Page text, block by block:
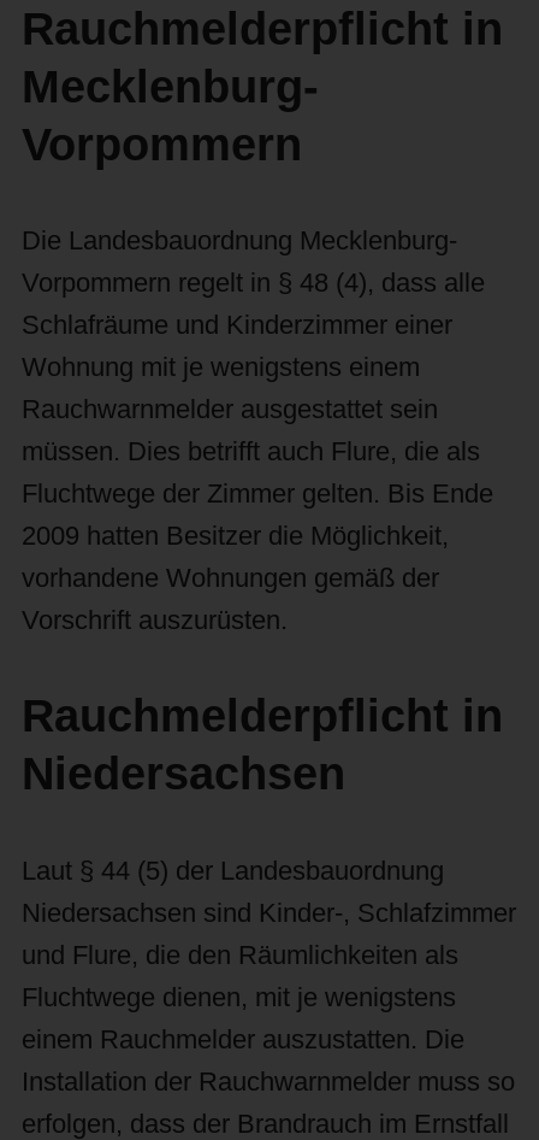
Rauchmelderpflicht in
Mecklenburg-
Vorpommern
Die Landesbauordnung Mecklenburg-
Vorpommern regelt in § 48 (4), dass alle
Schlafräume und Kinderzimmer einer
Wohnung mit je wenigstens einem
Rauchwarnmelder ausgestattet sein
müssen. Dies betrifft auch Flure, die als
Fluchtwege der Zimmer gelten. Bis Ende
2009 hatten Besitzer die Möglichkeit,
vorhandene Wohnungen gemäß der
Vorschrift auszurüsten.
Rauchmelderpflicht in
Niedersachsen
Laut § 44 (5) der Landesbauordnung
Niedersachsen sind Kinder-, Schlafzimmer
und Flure, die den Räumlichkeiten als
Fluchtwege dienen, mit je wenigstens
einem Rauchmelder auszustatten. Die
Installation der Rauchwarnmelder muss so
erfolgen, dass der Brandrauch im Ernstfall